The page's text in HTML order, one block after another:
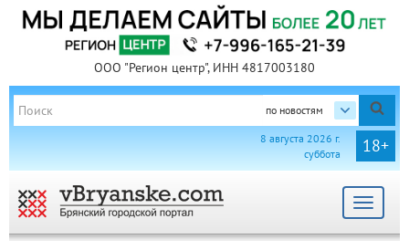
ООО "Регион центр", ИНН 4817003180
по новостям
18+
8 августа 2026 г.
суббота
Toggle